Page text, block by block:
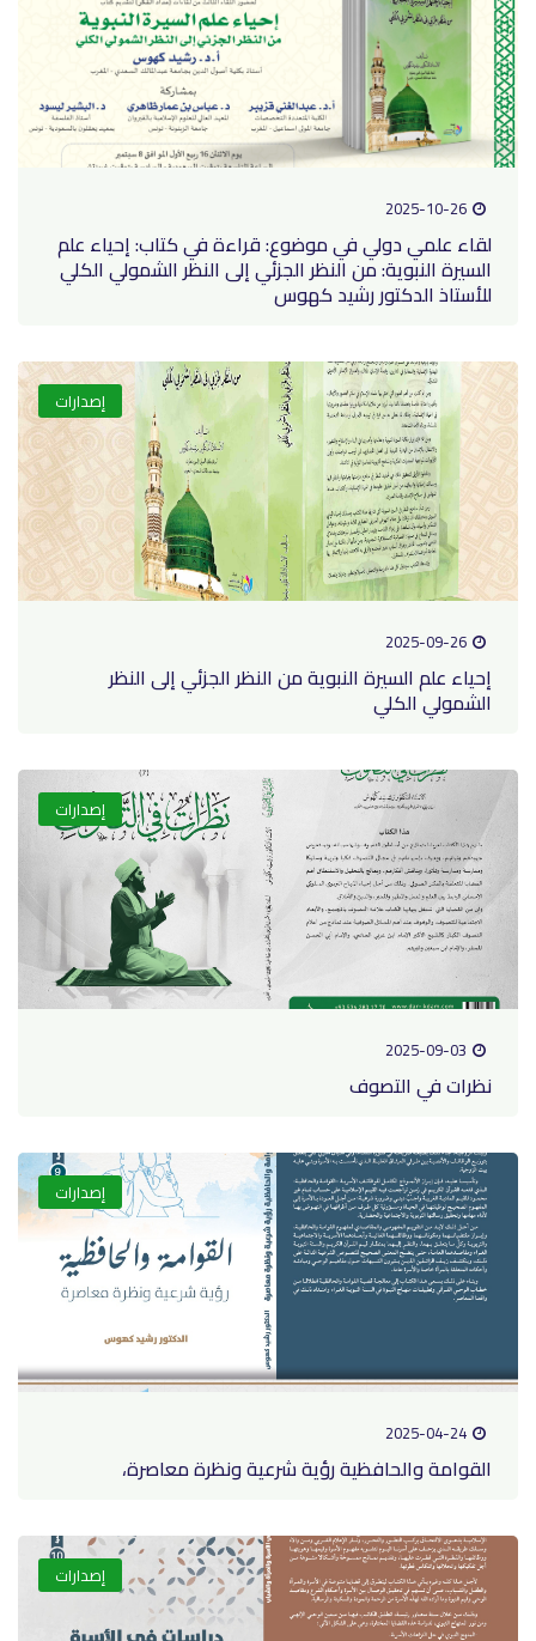
2025-10-26
لقاء علمي دولي في موضوع: قراءة في كتاب: إحياء علم
السيرة النبوية: من النظر الجزئي إلى النظر الشمولي الكلي
للأستاذ الدكتور رشيد كهوس
إصدارات
2025-09-26
إحياء علم السيرة النبوية من النظر الجزئي إلى النظر
الشمولي الكلي
إصدارات
2025-09-03
نظرات في التصوف
إصدارات
2025-04-24
القوامة والحافظية رؤية شرعية ونظرة معاصرة،
إصدارات